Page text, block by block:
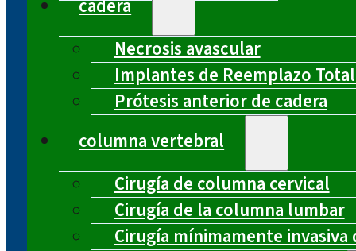
cadera
Necrosis avascular
Implantes de Reemplazo
Prótesis anterior de cadera
columna vertebral
Cirugía de columna cervical
Cirugía de la columna lumbar
Cirugía mínimamente